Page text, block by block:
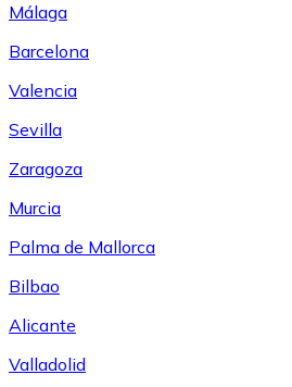
Málaga
Barcelona
Valencia
Sevilla
Zaragoza
Murcia
Palma de Mallorca
Bilbao
Alicante
Valladolid